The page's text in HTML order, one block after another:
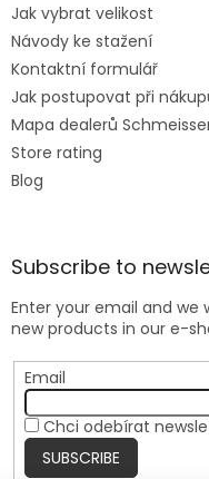
Jak vybrat velikost
Návody ke stažení
Kontaktní formulář
Jak postupovat při
Mapa dealerů
Store rating
Blog
Subscribe to
Enter your email and we
new products in our e-
Email
Chci odebírat
SUBSCRIBE